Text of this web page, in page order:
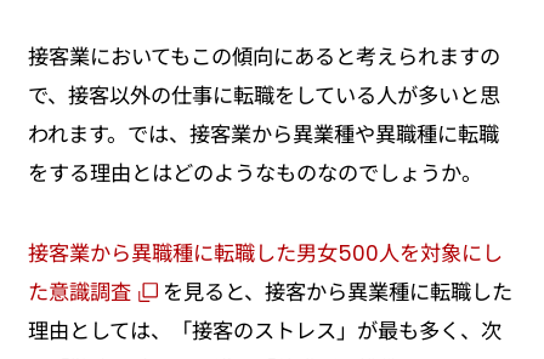
接客業においてもこの傾向にあると考えられますの
で、接客以外の仕事に転職をしている人が多いと思
われます。では、接客業から異業種や異職種に転職
をする理由とはどのようなものなのでしょうか。
接客業から異職種に転職した男女500人を対象にし
た意識調査
を見ると、接客から異業種に転職した
理由としては、「接客のストレス」が最も多く、次